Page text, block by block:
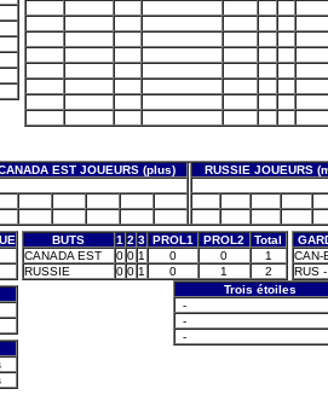
EST JOUEURS (plus)
RUSSIE JOUEURS
BUTS 1 2 3 PROL1 PROL2
Total
CANADA EST
0 0 1 0 0
1
RUSSIE
0 0 1 0 1 2
CAN-
RUS
Trois étoiles
-
-
-